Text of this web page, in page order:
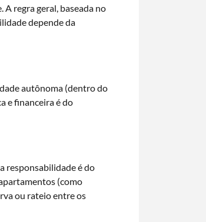
A regra geral, baseada no
depende da
autônoma (dentro do
e financeira é do
responsabilidade é do
(como
ou rateio entre os